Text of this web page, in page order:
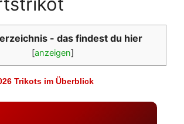
- das findest du hier
[anzeigen]
Trikots im Überblick